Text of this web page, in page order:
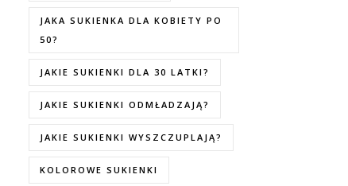
JAKA SUKIENKA DLA KOBIETY PO
50?
JAKIE SUKIENKI DLA 30 LATKI?
JAKIE SUKIENKI ODMŁADZAJĄ?
JAKIE SUKIENKI WYSZCZUPLAJĄ?
KOLOROWE SUKIENKI